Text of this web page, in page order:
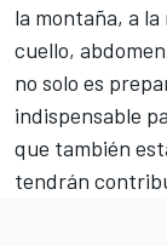
la montaña, a
cuello,
no solo es
indispensable
que también
tendrán